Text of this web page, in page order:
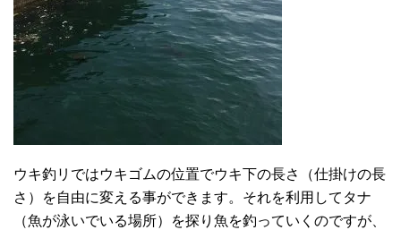
ウキ釣リではウキゴムの位置でウキ下の長さ（仕掛けの長
さ）を自由に変える事ができます。それを利用してタナ
（魚が泳いでいる場所）を探り魚を釣っていくのですが、